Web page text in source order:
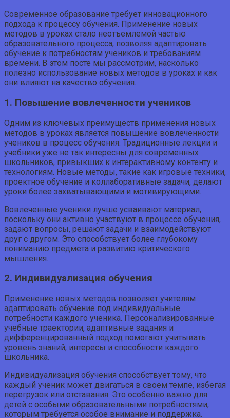
Современное образование требует инновационного
подхода к процессу обучения. Применение новых
методов в уроках стало неотъемлемой частью
образовательного процесса, позволяя адаптировать
обучение к потребностям учеников и требованиям
времени. В этом посте мы рассмотрим, насколько
полезно использование новых методов в уроках и как
они влияют на качество обучения.
1. Повышение вовлеченности учеников
Одним из ключевых преимуществ применения новых
методов в уроках является повышение вовлеченности
учеников в процесс обучения. Традиционные лекции и
учебники уже не так интересны для современных
школьников, привыкших к интерактивному контенту и
технологиям. Новые методы, такие как игровые техники,
проектное обучение и коллаборативные задачи, делают
уроки более захватывающими и мотивирующими.
Вовлеченные ученики лучше усваивают материал,
поскольку они активно участвуют в процессе обучения,
задают вопросы, решают задачи и взаимодействуют
друг с другом. Это способствует более глубокому
пониманию предмета и развитию критического
мышления.
2. Индивидуализация обучения
Применение новых методов позволяет учителям
адаптировать обучение под индивидуальные
потребности каждого ученика. Персонализированные
учебные траектории, адаптивные задания и
дифференцированный подход помогают учитывать
уровень знаний, интересы и способности каждого
школьника.
Индивидуализация обучения способствует тому, что
каждый ученик может двигаться в своем темпе, избегая
перегрузок или отставания. Это особенно важно для
детей с особыми образовательными потребностями,
которым требуется особое внимание и поддержка.